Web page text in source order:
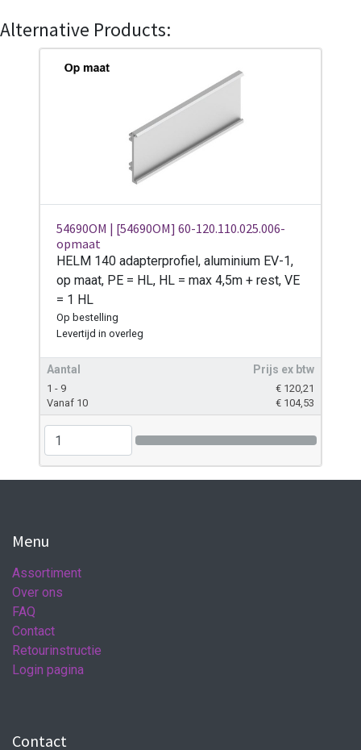
Alternative Products:
54690OM | [54690OM] 60-120.110.025.006-
opmaat
HELM 140 adapterprofiel, aluminium EV-1,
op maat, PE = HL, HL = max 4,5m + rest, VE
= 1 HL
Op bestelling
Levertijd in overleg
Aantal Prijs ex btw
1 - 9 € 120,21
Vanaf 10
€ 104,53
Menu
Assortiment
Over ons
FAQ
Contact
Retourinstructie
Login pagina
Contact